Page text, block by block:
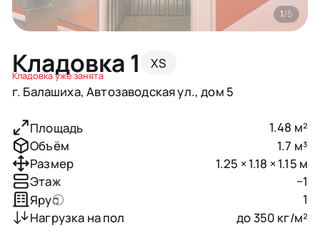
Кладовка 1 XS
Кладовка уже занята
г. Балашиха, Автозаводская ул., дом 5
1/5
Площадь
1.48 м²
Объём
1.7 м³
Размер
1.25 × 1.18 × 1.15 м
Этаж
−1
Ярус
1
Нагрузка на пол
до 350 кг/м²